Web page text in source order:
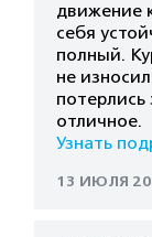
движение
себя
полный.
не
отличное.
Узнать
13 ИЮЛЯ